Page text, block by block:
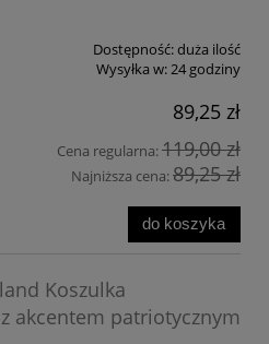
Dostępność:duża ilość
Wysyłka w: 24 godziny
89,25 zł
Cena regularna:119,00 zł
Najniższa cena:89,25 zł
do koszyka
Koszulka
akcentem patriotycznym